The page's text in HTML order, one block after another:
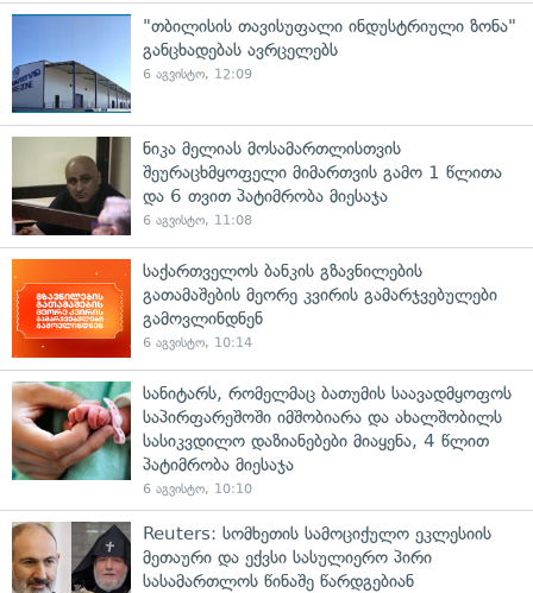
"თბილისის თავისუფალი ინდუსტრიული ზონა"
განცხადებას ავრცელებს
6 აგვისტო, 12:09
ნიკა მელიას მოსამართლისთვის
შეურაცხმყოფელი მიმართვის გამო 1 წლითა
და 6 თვით პატიმრობა მიესაჯა
6 აგვისტო, 11:08
საქართველოს ბანკის გზავნილების
გათამაშების მეორე კვირის გამარჯვებულები
გამოვლინდნენ
6 აგვისტო, 10:14
სანიტარს, რომელმაც ბათუმის საავადმყოფოს
საპირფარეშოში იმშობიარა და ახალშობილს
სასიკვდილო დაზიანებები მიაყენა, 4 წლით
პატიმრობა მიესაჯა
6 აგვისტო, 10:10
Reuters: სომხეთის სამოციქულო ეკლესიის
მეთაური და ექვსი სასულიერო პირი
სასამართლოს წინაშე წარდგებიან